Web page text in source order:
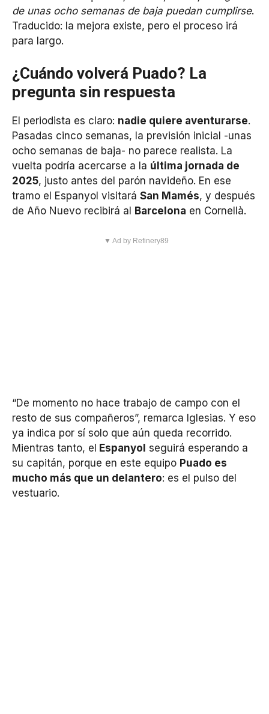
de unas ocho semanas de baja puedan cumplirse.
Traducido: la mejora existe, pero el proceso irá
para largo.
¿Cuándo volverá Puado? La
pregunta sin respuesta
El periodista es claro: nadie quiere aventurarse.
Pasadas cinco semanas, la previsión inicial -unas
ocho semanas de baja- no parece realista. La
vuelta podría acercarse a la última jornada de
2025, justo antes del parón navideño. En ese
tramo el Espanyol visitará San Mamés, y después
de Año Nuevo recibirá al Barcelona en Cornellà.
▼ Ad by Refinery89
“De momento no hace trabajo de campo con el
resto de sus compañeros”, remarca Iglesias. Y eso
ya indica por sí solo que aún queda recorrido.
Mientras tanto, el Espanyol seguirá esperando a
su capitán, porque en este equipo Puado es
mucho más que un delantero: es el pulso del
vestuario.